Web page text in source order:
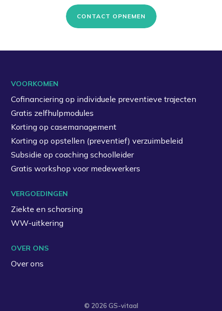
CONTACT OPNEMEN
VOORKOMEN
Cofinanciering op individuele preventieve trajecten
Gratis zelfhulpmodules
Korting op casemanagement
Korting op opstellen (preventief) verzuimbeleid
Subsidie op coaching schoolleider
Gratis workshop voor medewerkers
VERGOEDINGEN
Ziekte en schorsing
WW-uitkering
OVER ONS
Over ons
© 2026 GS-vitaal